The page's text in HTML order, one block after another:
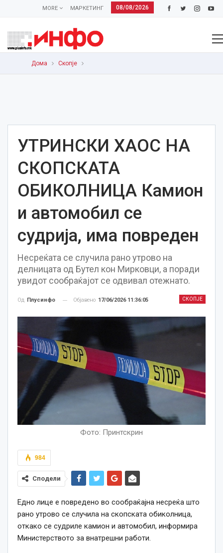
08/08/2026
МАРКЕТИНГ
MORE
Дома Скопје
УТРИНСКИ ХАОС НА
СКОПСКАТА
ОБИКОЛНИЦА Камион
и автомобил се
судрија, има повреден
Несреќата се случила рано утрово на
делницата од Бутел кон Мирковци, а поради
увидот сообраќајот се одвивал отежнато.
СКОПЈЕ
Од Плусинфо Објавено 17/06/2026 11:36:05
Фото: Принтскрин
984
Сподели
Едно лице е повредено во сообраќајна несреќа што
рано утрово се случила на скопската обиколница,
откако се судриле камион и автомобил, информира
Министерството за внатрешни работи.